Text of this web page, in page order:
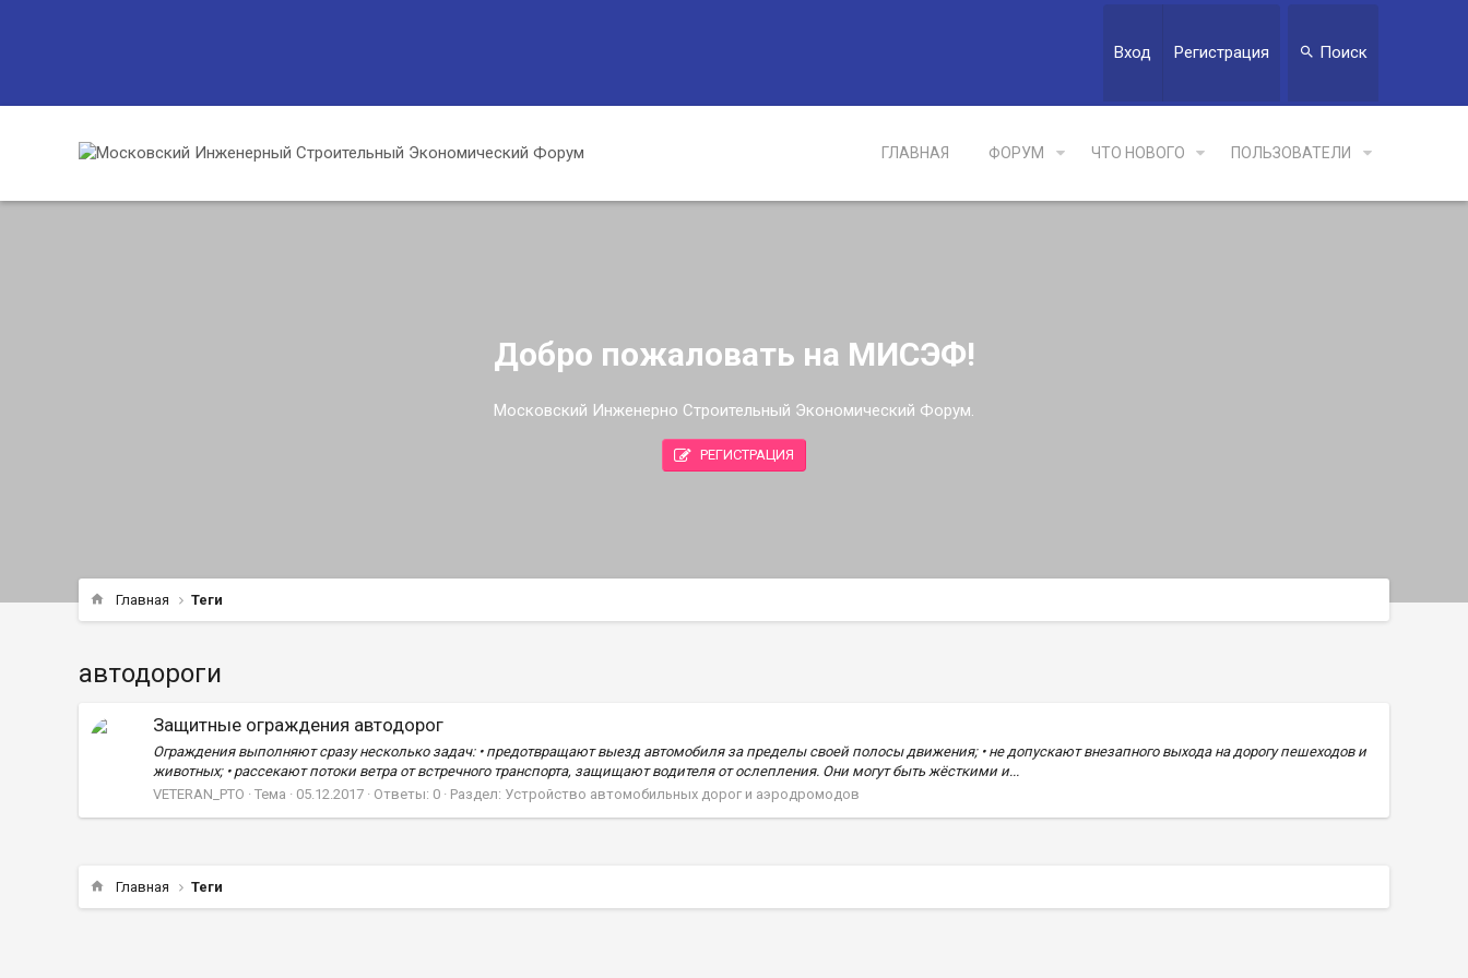
Вход Регистрация Поиск
ГЛАВНАЯ ФОРУМ ЧТО НОВОГО ПОЛЬЗОВАТЕЛИ
Добро пожаловать на МИСЭФ!
Московский Инженерно Строительный Экономический Форум.
РЕГИСТРАЦИЯ
Главная Теги
автодороги
Защитные ограждения автодорог
Ограждения выполняют сразу несколько задач: • предотвращают выезд автомобиля за пределы своей полосы движения; • не допускают внезапного выхода на дорогу пешеходов и
животных; • рассекают потоки ветра от встречного транспорта, защищают водителя от ослепления. Они могут быть жёсткими и...
VETERAN_PTO
Тема 05.12.2017 Ответы: 0 Раздел: Устройство автомобильных дорог и аэродромодов
Главная Теги